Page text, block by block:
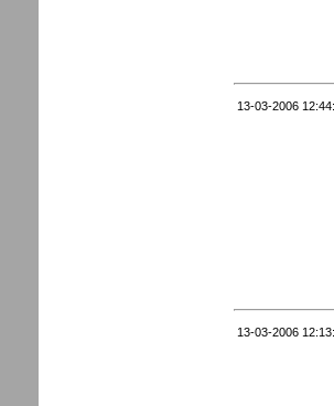
13-03-2006
13-03-2006